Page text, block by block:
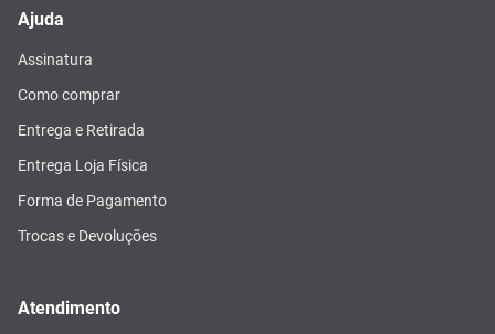
Ajuda
Assinatura
Como comprar
Entrega e Retirada
Entrega Loja Física
Forma de Pagamento
Trocas e Devoluções
Atendimento